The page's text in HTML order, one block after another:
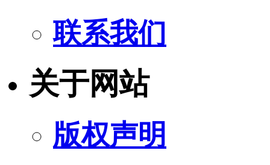
联系我们
关于网站
版权声明